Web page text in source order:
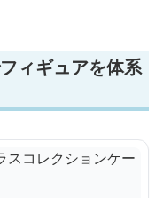
ィギュアを体系